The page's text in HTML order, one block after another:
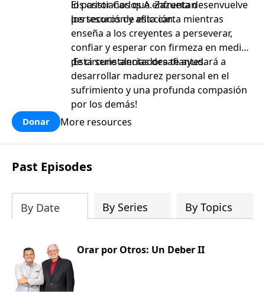
los cristianos que enfrentan
persecución y aflicción.
El pastor Carlos A. Zazueta desenvuelve
los tesoros de esta carta mientras
enseña a los creyentes a perseverar,
confiar y esperar con firmeza en medio
de circunstancias desafiantes.
¡Esta serie alentadora te ayudará a
desarrollar madurez personal en el
sufrimiento y una profunda compasión
por los demás!
Donar More resources
Past Episodes
By Date By Series By Topics
Orar por Otros: Un Deber II